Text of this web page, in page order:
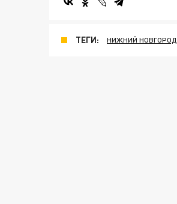
ТЕГИ: НИЖНИЙ НОВГОРОД